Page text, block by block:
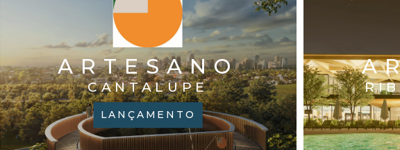
ARTESANO
CANTALUPE
LANÇAMENTO